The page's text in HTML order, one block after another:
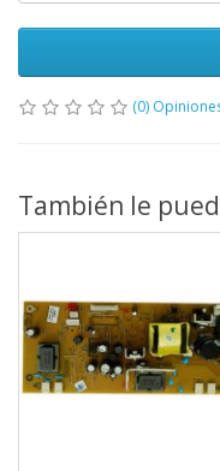
(0)
También le